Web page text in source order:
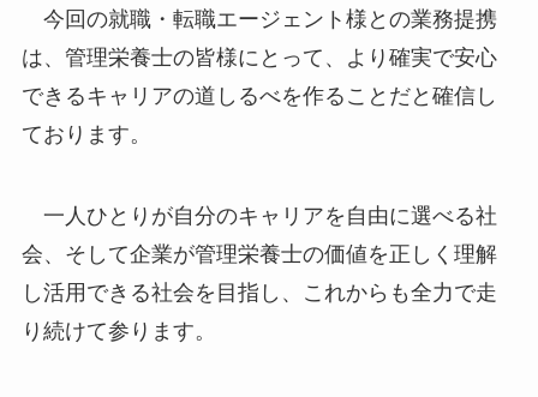
今回の就職・転職エージェント様との業務提携
は、管理栄養士の皆様にとって、より確実で安心
できるキャリアの道しるべを作ることだと確信し
ております。
一人ひとりが自分のキャリアを自由に選べる社
会、そして企業が管理栄養士の価値を正しく理解
し活用できる社会を目指し、これからも全力で走
り続けて参ります。